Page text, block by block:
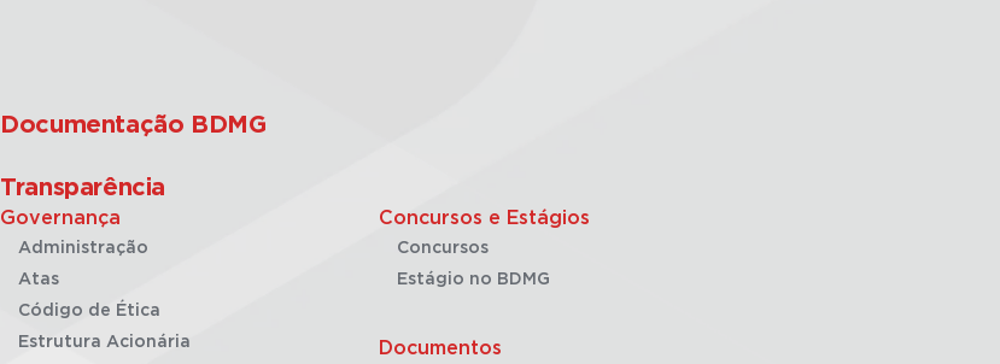
Documentação BDMG
Transparência
Governança
Administração
Atas
Código de Ética
Estrutura Acionária
Concursos e Estágios
Concursos
Estágio no BDMG
Documentos